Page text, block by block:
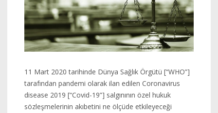
11 Mart 2020 tarihinde Dünya Sağlık Örgütü [“WHO”]
tarafından pandemi olarak ilan edilen Coronavirus
disease 2019 [“Covid-19”] salgınının özel hukuk
sözleşmelerinin akıbetini ne ölçüde etkileyeceği